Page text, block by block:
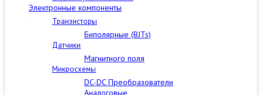
Электронные компоненты
Транзисторы
Биполярные (BJTs)
Датчики
Магнитного поля
Микросхемы
DC-DC Преобразователи
Аналоговые